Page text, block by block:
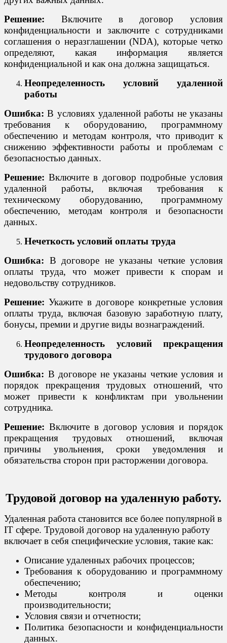
Решение: Включите в договор условия
конфиденциальности и заключите с сотрудниками
соглашения о неразглашении (NDA), которые четко
определяют, какая информация является
конфиденциальной и как она должна защищаться.
Неопределенность условий удаленной
работы
Ошибка: В условиях удаленной работы не указаны
требования к оборудованию, программному
обеспечению и методам контроля, что приводит к
снижению эффективности работы и проблемам с
безопасностью данных.
Решение: Включите в договор подробные условия
удаленной работы, включая требования к
техническому оборудованию, программному
обеспечению, методам контроля и безопасности
данных.
Нечеткость условий оплаты труда
Ошибка: В договоре не указаны четкие условия
оплаты труда, что может привести к спорам и
недовольству сотрудников.
Решение: Укажите в договоре конкретные условия
оплаты труда, включая базовую заработную плату,
бонусы, премии и другие виды вознаграждений.
Неопределенность условий прекращения
трудового договора
Ошибка: В договоре не указаны четкие условия и
порядок прекращения трудовых отношений, что
может привести к конфликтам при увольнении
сотрудника.
Решение: Включите в договор условия и порядок
прекращения трудовых отношений, включая
причины увольнения, сроки уведомления и
обязательства сторон при расторжении договора.
Трудовой договор на удаленную работу.
Удаленная работа становится все более популярной в
IT сфере. Трудовой договор на удаленную работу
включает в себя специфические условия, такие как:
Описание удаленных рабочих процессов;
Требования к оборудованию и программному
обеспечению;
Методы контроля и оценки
производительности;
Условия связи и отчетности;
Политика безопасности и конфиденциальности
данных.